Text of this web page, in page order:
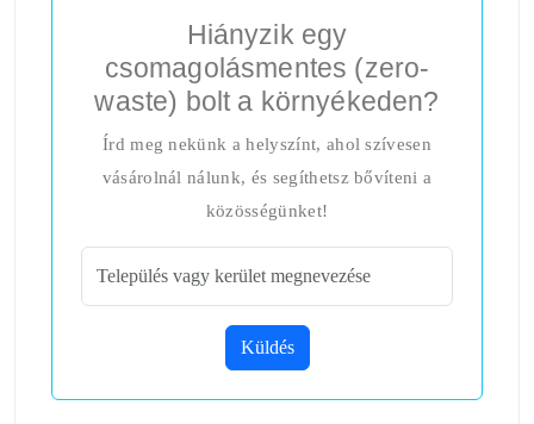
Hiányzik egy
csomagolásmentes (zero-
waste) bolt a környékeden?
Írd meg nekünk a helyszínt, ahol szívesen
vásárolnál nálunk, és segíthetsz bővíteni a
közösségünket!
Küldés